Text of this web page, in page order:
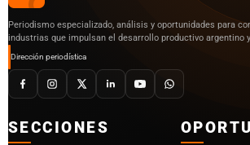
Periodismo especializado, análisis y oportunidades para
industrias que impulsan el desarrollo productivo argentino
Dirección periodística
SECCIONES